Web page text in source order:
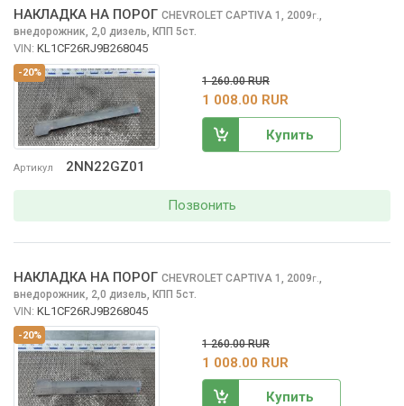
-20%
Артикул 2NN22GZ01
НАКЛАДКА НА ПОРОГ CHEVROLET CAPTIVA 1, 2009г.,
внедорожник, 2,0 дизель, КПП 5ст.
VIN: KL1CF26RJ9B268045
1 260.00 RUR
1 008.00 RUR
Купить
Позвонить
-20%
НАКЛАДКА НА ПОРОГ CHEVROLET CAPTIVA 1, 2009г.
внедорожник, 2,0 дизель, КПП 5ст.
VIN: KL1CF26RJ9B268045
1 260.00 RUR
1 008.00 RUR
Купить